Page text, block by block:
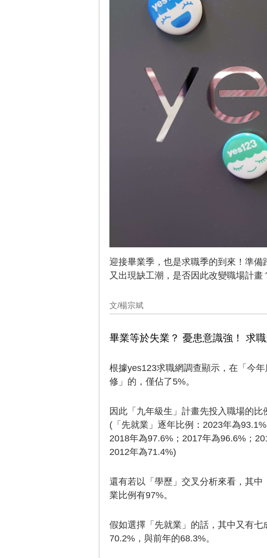
迎接畢業季，也是求職季的到來！準
又出現缺工潮，是否因此改變職場計
文/楊宗斌
畢業等於失業？ 憂患意識強！ 求
根據yes123求職網調查顯示，在「今
修」的，僅佔了5%。
因此「九年級生」計畫先投入職場的
(「先就業」逐年比例：2023年為
2018年為97.6%；2017年為96.6%；
2012年為71.4%)
還有若以「學歷」交叉分析來看，其
業比例有97%。
假如選擇「先就業」的話，其中又有
70.2%，與前年的68.3%。